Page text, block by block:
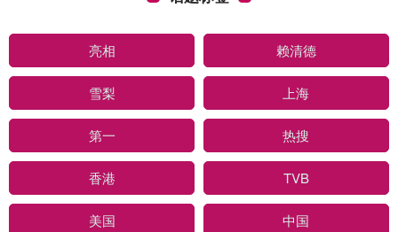
亮相 赖清德
雪梨 上海
第一 热搜
香港 TVB
美国 中国